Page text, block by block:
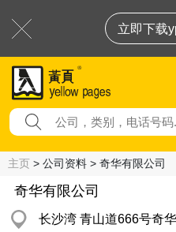
立即下载
主页 > 公司资料 > 奇华有限公司
奇华有限公司
长沙湾 青山道666号奇